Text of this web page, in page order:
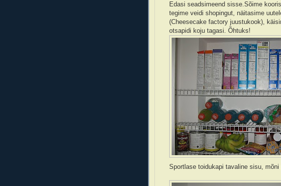
Edasi seadsimeend sisse.Sõime
tegime veidi shopingut, näitasime
(Cheesecake factory juustukook),
otsapidi koju tagasi. Õhtuks!
Sportlase toidukapi tavaline sisu, mõni